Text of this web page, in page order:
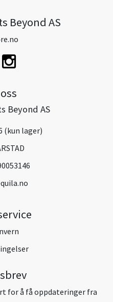
Beyond AS
Beyond AS
(kun lager)
for å få oppdateringer fra